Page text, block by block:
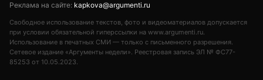
Реклама на сайте: kapkova@argumenti.ru
Свободное использование текстов, фото и видеоматериалов допускается
при условии обязательной гиперссылки на www.argumenti.ru.
Использование в печатных СМИ — только с письменного разрешения.
Сетевое издание «Аргументы недели». Реестровая запись ЭЛ № ФС77-
85253 от 10.05.2023.